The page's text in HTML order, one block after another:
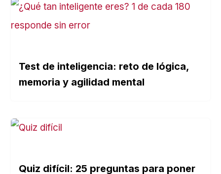
Test de inteligencia: reto de lógica,
memoria y agilidad mental
Quiz difícil: 25 preguntas para poner